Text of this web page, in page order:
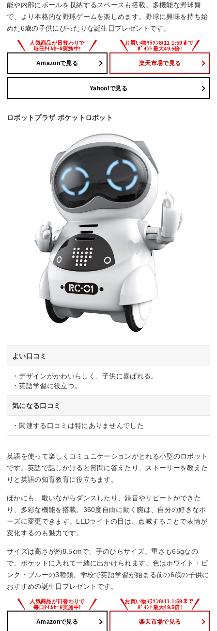
能や内部にボールを収納するスペースも搭載。多機能な野球盤
で、より本格的な野球ゲームを楽しめます。野球に興味を持ち始
めた6歳の子供にぴったりな誕生日プレゼントです。
Amazonで見る 楽天市場で見る
Yahoo!で見る
ロボットプラザ ポケットロボット
よい口コミ
・デザインがかわいらしく、子供に喜ばれる。
・英語学習に役立つ。
気になる口コミ
・関連する口コミは特にありませんでした
英語を使って楽しくコミュニケーションがとれる小型のロボット
です。英語で話しかけると質問に答えたり、ストーリーを教えた
りと英語の知育教育に役立ちます。
ほかにも、歌いながらダンスしたり、録音やリピートができた
り、多彩な機能を搭載。360度自由に動く腕は、自分の好きなポ
ーズに変更できます。LEDライトの目は、点滅することで表情が
変化するのも魅力です。
サイズは高さが約8.5cmで、手のひらサイズ。重さも65gなの
で、ポケットに入れて一緒に出かけられます。色はホワイト・ピ
ンク・ブルーの3種類。学校で英語学習が始まる前の6歳の子供に
おすすめの誕生日プレゼントです。
Amazonで見る 楽天市場で見る